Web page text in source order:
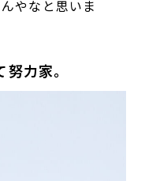
やなと思いま
力家。